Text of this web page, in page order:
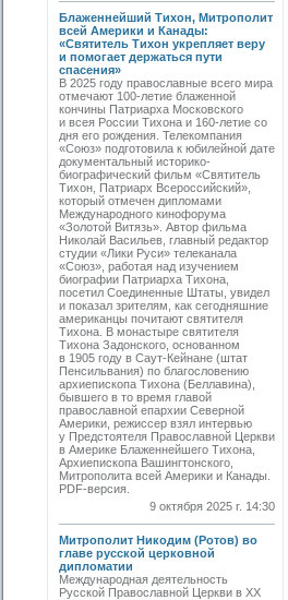
Блаженнейший Тихон, Митрополит
всей Америки и Канады:
«Святитель Тихон укрепляет веру
и помогает держаться пути
спасения»
В 2025 году православные всего мира
отмечают 100-летие блаженной
кончины Патриарха Московского
и всея России Тихона и 160-летие со
дня его рождения. Телекомпания
«Союз» подготовила к юбилейной дате
документальный историко-
биографический фильм «Святитель
Тихон, Патриарх Всероссийский»,
который отмечен дипломами
Международного кинофорума
«Золотой Витязь». Автор фильма
Николай Васильев, главный редактор
студии «Лики Руси» телеканала
«Союз», работая над изучением
биографии Патриарха Тихона,
посетил Соединенные Штаты, увидел
и показал зрителям, как сегодняшние
американцы почитают святителя
Тихона. В монастыре святителя
Тихона Задонского, основанном
в 1905 году в Саут-Кейнане (штат
Пенсильвания) по благословению
архиепископа Тихона (Беллавина),
бывшего в то время главой
православной епархии Северной
Америки, режиссер взял интервью
у Предстоятеля Православной Церкви
в Америке Блаженнейшего Тихона,
Архиепископа Вашингтонского,
Митрополита всей Америки и Канады.
PDF-версия.
9 октября 2025 г. 14:30
Митрополит Никодим (Ротов) во
главе русской церковной
дипломатии
Международная деятельность
Русской Православной Церкви в ХХ